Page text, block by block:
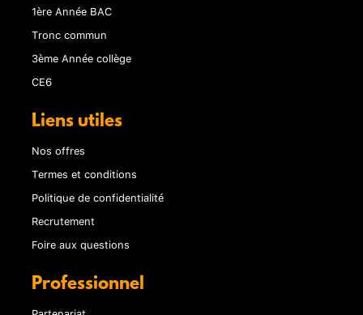
1ère Année BAC
Tronc commun
3ème Année collège
CE6
Liens utiles
Nos offres
Termes et conditions
Politique de confidentialité
Recrutement
Foire aux questions
Professionnel